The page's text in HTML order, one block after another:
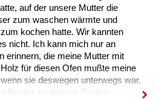
auf der unsere Mutter die
zum waschen wärmte und
kochen hatte. Wir kannten
nicht. Ich kann mich nur an
erinnern, die meine Mutter mit
für diesen Ofen mußte meine
sie deswegen unterwegs war,
Bruder im diesem Zimmer ….